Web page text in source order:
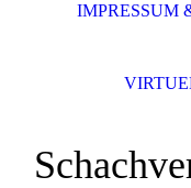
IMPRESSUM